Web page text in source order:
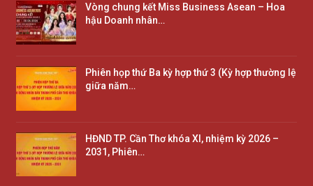
Vòng chung kết Miss Business Asean – Hoa
hậu Doanh nhân…
Phiên họp thứ Ba kỳ hợp thứ 3 (Kỳ hợp thường lệ
giữa năm…
HĐND TP. Cần Thơ khóa XI, nhiệm kỳ 2026 –
2031, Phiên…